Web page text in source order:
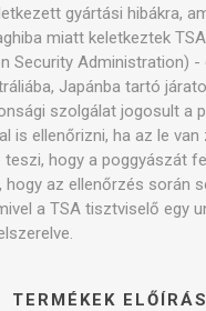
gyártási hibákra,
miatt keletkeztek
Security Administration) -
Japánba tartó
szolgálat jogosult a
is ellenőrizni, ha az le
hogy a poggyászát
hogy az ellenőrzés során
a TSA tisztviselő egy
TERMÉKEK